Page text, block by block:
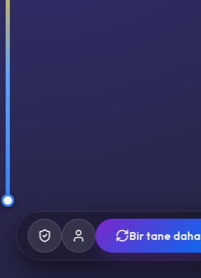
Bir tane daha